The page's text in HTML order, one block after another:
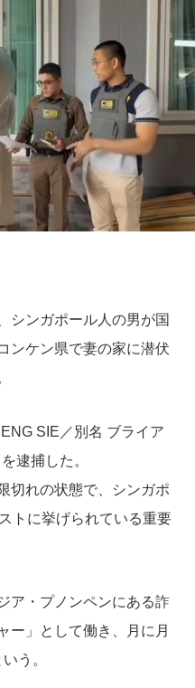
シンガポール人の男が国
ンケン県で妻の家に潜伏
SIE／別名 ブライア
逮捕した。
切れの状態で、
シンガポ
トに挙げられている重要
ア・プノンペンにある詐
ー」として働き、月に月
う。